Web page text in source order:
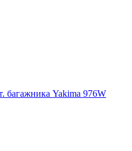
багажника Yakima 976W